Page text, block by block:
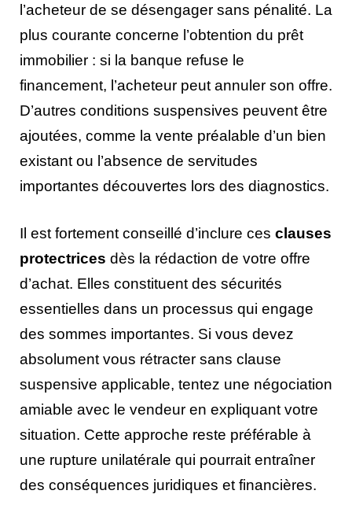
l’acheteur de se désengager sans pénalité. La
plus courante concerne l’obtention du prêt
immobilier : si la banque refuse le
financement, l’acheteur peut annuler son offre.
D’autres conditions suspensives peuvent être
ajoutées, comme la vente préalable d’un bien
existant ou l’absence de servitudes
importantes découvertes lors des diagnostics.
Il est fortement conseillé d’inclure ces clauses
protectrices dès la rédaction de votre offre
d’achat. Elles constituent des sécurités
essentielles dans un processus qui engage
des sommes importantes. Si vous devez
absolument vous rétracter sans clause
suspensive applicable, tentez une négociation
amiable avec le vendeur en expliquant votre
situation. Cette approche reste préférable à
une rupture unilatérale qui pourrait entraîner
des conséquences juridiques et financières.